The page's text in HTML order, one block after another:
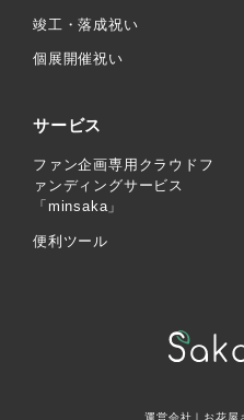
竣工・落成祝い
個展開催祝い
サービス
ファン企画専用クラウドフ
ァンディングサービス
「minsaka」
便利ツール
運営会社 ｜ お花屋